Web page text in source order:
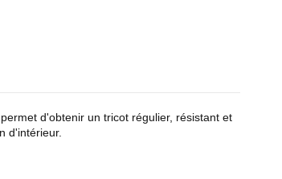
d'obtenir un tricot régulier, résistant et
d'intérieur.